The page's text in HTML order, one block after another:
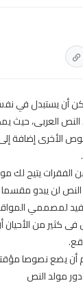
أن يستبدل في
العربى، حيث
الأخرى إضافة
الفقرات يتيح لك
النص لن يبدو
لمصممي
كثير من الأحيان
يضع نصوصا
مولد النص